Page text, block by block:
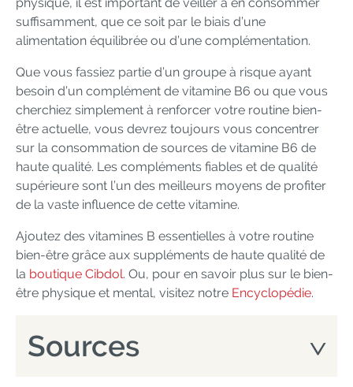
suffisamment, que ce soit par le biais d’une
alimentation équilibrée ou d’une complémentation.
Que vous fassiez partie d’un groupe à risque ayant
besoin d’un complément de vitamine B6 ou que vous
cherchiez simplement à renforcer votre routine bien-
être actuelle, vous devrez toujours vous concentrer
sur la consommation de sources de vitamine B6 de
haute qualité. Les compléments fiables et de qualité
supérieure sont l’un des meilleurs moyens de profiter
de la vaste influence de cette vitamine.
Ajoutez des vitamines B essentielles à votre routine
bien-être grâce aux suppléments de haute qualité de
la boutique Cibdol. Ou, pour en savoir plus sur le bien-
être physique et mental, visitez notre Encyclopédie.
Sources